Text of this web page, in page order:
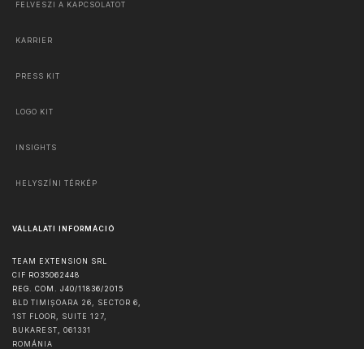
FELVESZI A KAPCSOLATOT
KARRIER
PRESS KIT
LOGO KIT
INSIGHTS
HELYSZÍNI TÉRKÉP
VÁLLALATI INFORMÁCIÓ
TEAM EXTENSION SRL
CIF RO35062448
REG. COM. J40/11836/2015
BLD TIMIȘOARA 26, SECTOR 6,
1ST FLOOR, SUITE 127,
BUKAREST
061331
ROMÁNIA